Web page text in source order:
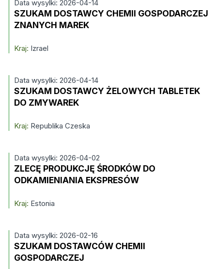
Data wysylki: 2026-04-14
SZUKAM DOSTAWCY CHEMII GOSPODARCZEJ
ZNANYCH MAREK
Kraj: Izrael
Data wysylki: 2026-04-14
SZUKAM DOSTAWCY ŻELOWYCH TABLETEK
DO ZMYWAREK
Kraj: Republika Czeska
Data wysylki: 2026-04-02
ZLECĘ PRODUKCJĘ ŚRODKÓW DO
ODKAMIENIANIA EKSPRESÓW
Kraj: Estonia
Data wysylki: 2026-02-16
SZUKAM DOSTAWCÓW CHEMII
GOSPODARCZEJ